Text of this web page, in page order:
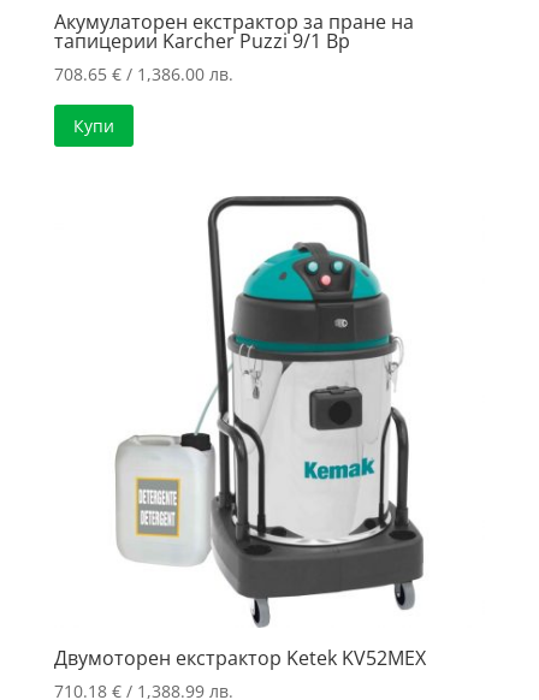
Акумулаторен екстрактор за пране на
тапицерии Karcher Puzzi 9/1 Bp
708.65 €/ 1,386.00 лв.
Купи
Двумоторен екстрактор Ketek KV52MEX
710.18 €/ 1,388.99 лв.